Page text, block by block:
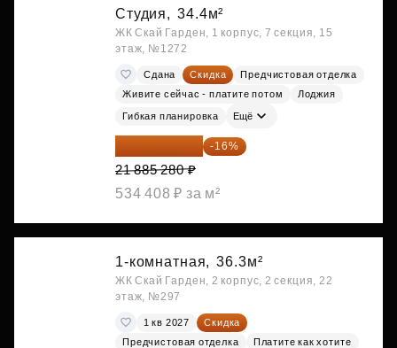
Студия, 34.4м²
ЖК Скай Гарден, 1 корпус, 7 секция, 15
этаж, №1272
Сдана Скидка
Предчистовая отделка
Живите сейчас - платите потом
Лоджия
Гибкая планировка Ещё
18 383 635 ₽ -16%
21 885 280 ₽
534 408 ₽ за м²
1-комнатная, 36.3м²
ЖК Скай Гарден, 2 корпус, 2 секция, 22
этаж, №297
1 кв 2027
Скидка
Предчистовая отделка
Платите как хотите